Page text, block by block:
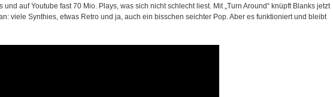
auf Youtube fast 70 Mio. Plays, was sich nicht schlecht liest. Mit „Turn Around“ knüpft Blanks jetzt
viele Synthies, etwas Retro und ja, auch ein bisschen seichter Pop. Aber es funktioniert und bleibt